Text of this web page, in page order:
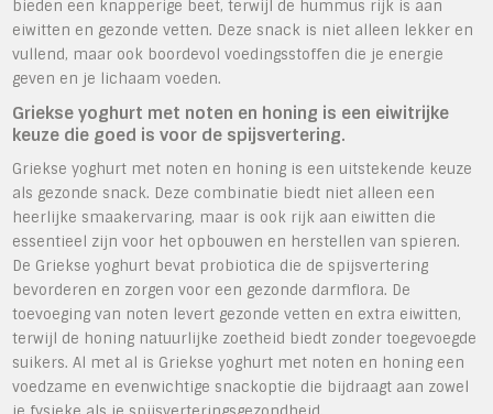
bieden een knapperige beet, terwijl de hummus rijk is aan
eiwitten en gezonde vetten. Deze snack is niet alleen lekker en
vullend, maar ook boordevol voedingsstoffen die je energie
geven en je lichaam voeden.
Griekse yoghurt met noten en honing is een eiwitrijke
keuze die goed is voor de spijsvertering.
Griekse yoghurt met noten en honing is een uitstekende keuze
als gezonde snack. Deze combinatie biedt niet alleen een
heerlijke smaakervaring, maar is ook rijk aan eiwitten die
essentieel zijn voor het opbouwen en herstellen van spieren.
De Griekse yoghurt bevat probiotica die de spijsvertering
bevorderen en zorgen voor een gezonde darmflora. De
toevoeging van noten levert gezonde vetten en extra eiwitten,
terwijl de honing natuurlijke zoetheid biedt zonder toegevoegde
suikers. Al met al is Griekse yoghurt met noten en honing een
voedzame en evenwichtige snackoptie die bijdraagt aan zowel